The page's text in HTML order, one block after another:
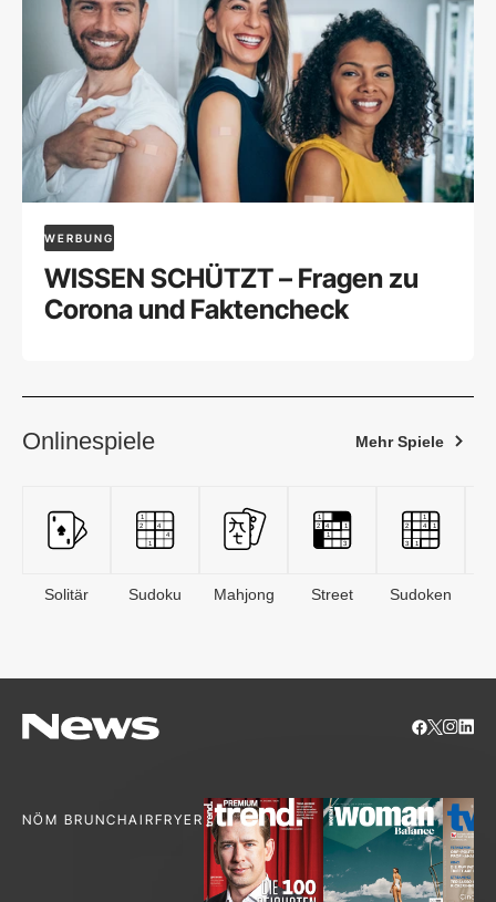
WERBUNG
WISSEN SCHÜTZT – Fragen zu
Corona und Faktencheck
Onlinespiele Mehr Spiele
Solitär Sudoku Mahjong Street Sudoken
NÖM BRUNCHAIRFRYER